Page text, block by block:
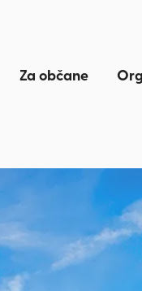
Za občane